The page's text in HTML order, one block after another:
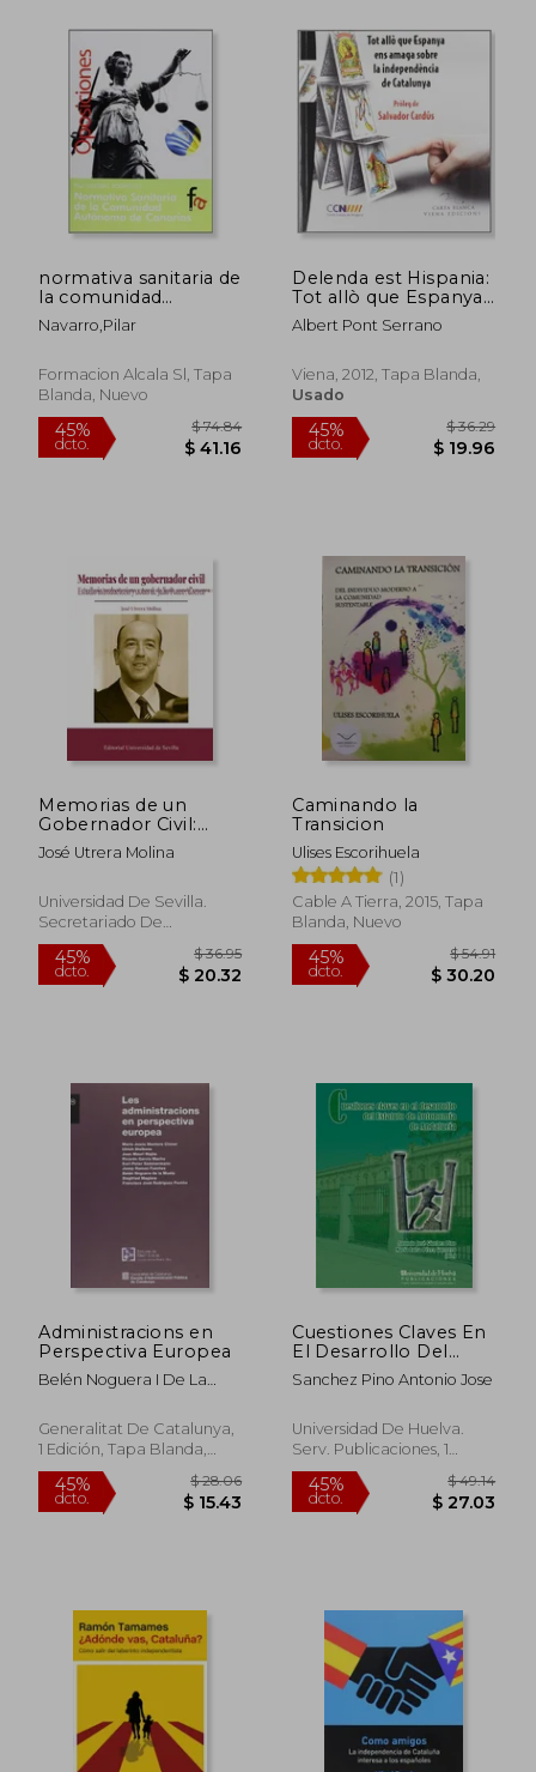
45%
dcto. $ 30.39
45%
dcto. $
normativa sanitaria de
la comunidad
autonoma de canarias
Navarro,pilar
Formacion Alcala Sl, Tapa
Blanda, Nuevo
45%
dcto.
$ 74.84
$ 41.16
Delenda est Hispania:
Tot allò que Espanya
ens amaga sobre la
independència de
Blanca) (en Catalán)
Albert Pont Serrano
Viena, 2012, Tapa Blanda,
Usado
45%
dcto. $
Memorias de un
Gobernador Civil:
Estudio Introductorio
y Notas de Julio
José Utrera Molina
Universidad De Sevilla.
Secretariado De
Publicaciones, 2020, Tapa
Blanda, Nuevo
Caminando la
Transicion
Ulises Escorihuela
(1)
Cable A Tierra, 2015, Tapa
Blanda, Nuevo
Administracions en
Perspectiva Europea
Belén Noguera I De La
Karl-Peter Sommermann;
M. Jesús Montoro I Chiner;
Joan Mauri Majós; Josep
Ramon Fuentes; Ricardo
García Macho; Francisco
Generalitat De Catalunya,
1 Edición, Tapa Blanda,
Nuevo
Cuestiones Claves En
El Desarrollo Del
Estatuto De
Autonomi
Sanchez Pino Antonio Jose
Universidad De Huelva.
Serv. Publicaciones, 1
Edición, Nuevo